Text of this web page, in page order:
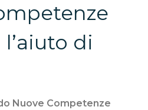
di
Nuove Competenze